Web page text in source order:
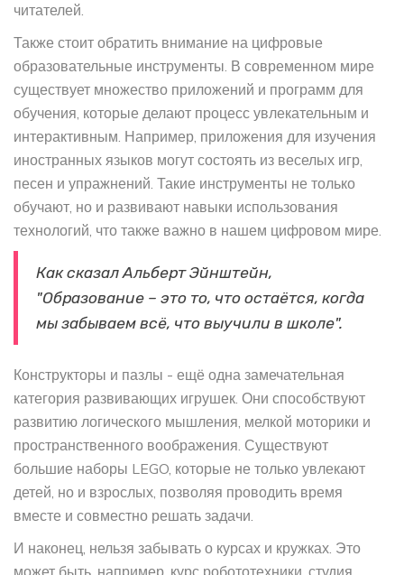
читателей.
Также стоит обратить внимание на цифровые
образовательные инструменты. В современном мире
существует множество приложений и программ для
обучения, которые делают процесс увлекательным и
интерактивным. Например, приложения для изучения
иностранных языков могут состоять из веселых игр,
песен и упражнений. Такие инструменты не только
обучают, но и развивают навыки использования
технологий, что также важно в нашем цифровом мире.
Как сказал Альберт Эйнштейн,
"Образование – это то, что остаётся, когда
мы забываем всё, что выучили в школе".
Конструкторы и пазлы - ещё одна замечательная
категория развивающих игрушек. Они способствуют
развитию логического мышления, мелкой моторики и
пространственного воображения. Существуют
большие наборы LEGO, которые не только увлекают
детей, но и взрослых, позволяя проводить время
вместе и совместно решать задачи.
И наконец, нельзя забывать о курсах и кружках. Это